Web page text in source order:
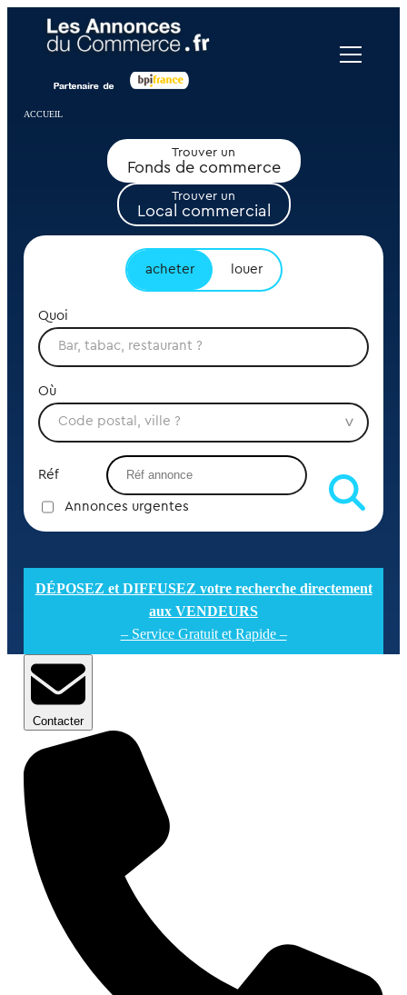
ACCUEIL
Trouver un
Fonds de commerce
Trouver un
Local commercial
acheter louer
Quoi
Où
Réf
Annonces urgentes
DÉPOSEZ et DIFFUSEZ votre recherche directement
aux VENDEURS
– Service Gratuit et Rapide –
Contacter
Panneau de gestion des cookies